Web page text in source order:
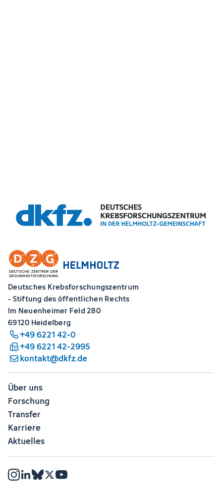
Deutsches Krebsforschungszentrum
- Stiftung des öffentlichen Rechts
Im Neuenheimer Feld 280
69120 Heidelberg
+49 6221 42-0
+49 6221 42-2995
kontakt@dkfz.de
Über uns
Forschung
Transfer
Karriere
Aktuelles